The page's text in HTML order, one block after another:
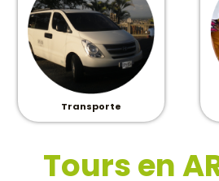
Transporte
Tours en